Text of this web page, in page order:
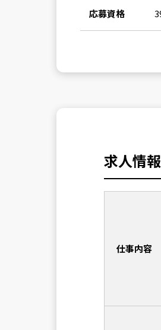
応募資格
求人情報
仕事内容